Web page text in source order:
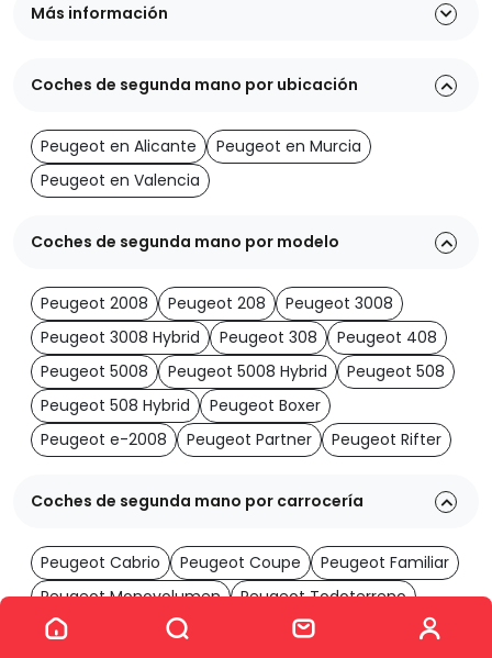
Ver los 189 coches
Más información
Coches de segunda mano por ubicación
Peugeot en Alicante
Peugeot en Murcia
Peugeot en Valencia
Coches de segunda mano por modelo
Peugeot 2008 Peugeot 208
Peugeot 3008
Peugeot 3008 Hybrid
Peugeot 308
Peugeot 408
Peugeot 5008
Peugeot 5008 Hybrid
Peugeot 508
Peugeot 508 Hybrid
Peugeot Boxer
Peugeot e-2008
Peugeot Partner Peugeot Rifter
Coches de segunda mano por carrocería
Peugeot Cabrio Peugeot Coupe
Peugeot Familiar
Peugeot Monovolumen
Peugeot Todoterreno